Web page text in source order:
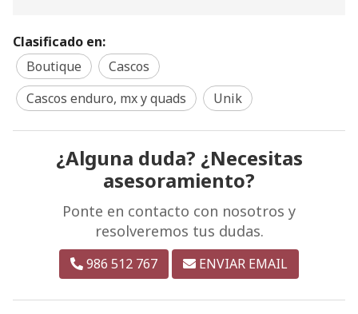
Clasificado en:
Boutique
Cascos
Cascos enduro, mx y quads
Unik
¿Alguna duda? ¿Necesitas
asesoramiento?
Ponte en contacto con nosotros y
resolveremos tus dudas.
986 512 767 ENVIAR EMAIL